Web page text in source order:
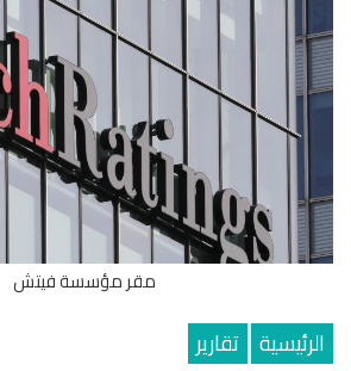
مقر مؤسسة فيتش
الرئيسية تقارير